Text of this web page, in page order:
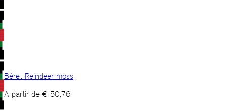
Béret Reindeer moss
A partir de € 50,76